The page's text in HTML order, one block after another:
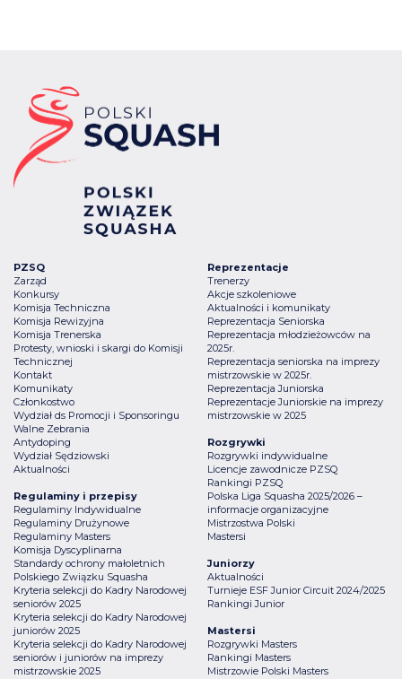
PZSQ
Zarząd
Konkursy
Komisja Techniczna
Komisja Rewizyjna
Komisja Trenerska
Protesty, wnioski i skargi do Komisji
Technicznej
Kontakt
Komunikaty
Członkostwo
Wydział ds Promocji i Sponsoringu
Walne Zebrania
Antydoping
Wydział Sędziowski
Aktualności
Reprezentacje
Trenerzy
Akcje szkoleniowe
Aktualności i komunikaty
Reprezentacja Seniorska
Reprezentacja młodzieżowców na
2025r.
Reprezentacja seniorska na imprezy
mistrzowskie w 2025r.
Reprezentacja Juniorska
Reprezentacje Juniorskie na imprezy
mistrzowskie w 2025
Rozgrywki
Rozgrywki indywidualne
Licencje zawodnicze PZSQ
Rankingi PZSQ
Polska Liga Squasha 2025/2026 –
informacje organizacyjne
Mistrzostwa Polski
Mastersi
Juniorzy
Aktualności
Turnieje ESF Junior Circuit 2024/2025
Rankingi Junior
Mastersi
Rozgrywki Masters
Rankingi Masters
Mistrzowie Polski Masters
Regulaminy i przepisy
Regulaminy Indywidualne
Regulaminy Drużynowe
Regulaminy Masters
Komisja Dyscyplinarna
Standardy ochrony małoletnich
Polskiego Związku Squasha
Kryteria selekcji do Kadry Narodowej
seniorów 2025
Kryteria selekcji do Kadry Narodowej
juniorów 2025
Kryteria selekcji do Kadry Narodowej
seniorów i juniorów na imprezy
mistrzowskie 2025